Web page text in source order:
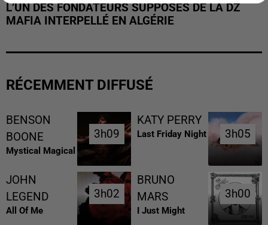
L’UN DES FONDATEURS SUPPOSÉS DE LA DZ
MAFIA INTERPELLÉ EN ALGÉRIE
RÉCEMMENT DIFFUSÉ
BENSON
BOONE
Mystical Magical
3h09
3h09
KATY PERRY
Last Friday Night 3h05
3h05
JOHN
LEGEND
All Of Me
3h02
3h02
BRUNO
MARS
I Just Might
3h00
3h00